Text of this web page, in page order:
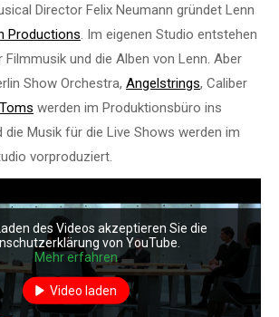
Director Felix Neumann gründet Lenn
Productions. Im eigenen Studio entstehen
und die Alben von Lenn. Aber
Show Orchestra, Angelstrings, Caliber
werden im Produktionsbüro ins
die Musik für die Live Shows werden im
vorproduziert.
des Videos akzeptieren Sie die
von YouTube.
Mehr erfahren
Video laden